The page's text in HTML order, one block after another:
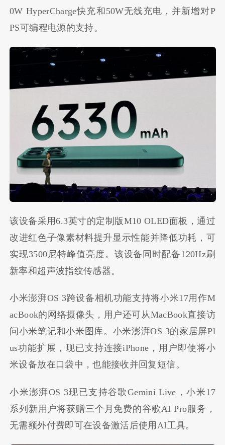
0W HyperCharge快充和50W无线充电，并新增对P
PS可编程电源的支持。
该设备采用6.3英寸的定制版M10 OLED面板，通过
改进红色子像素材料提升显示性能并降低功耗，可
实现3500尼特峰值亮度。该设备同时配备120Hz刷
新率和超声波指纹传感器。
小米澎湃OS 3跨设备相机功能支持将小米17用作M
acBook的网络摄像头，用户还可从MacBook直接访
问小米笔记和小米图库。小米澎湃OS 3的家居屏Pl
us功能扩展，现已支持连接iPhone，用户即使将小
米设备放在口袋中，也能接收并回复短信。
小米澎湃OS 3现已支持谷歌Gemini Live，小米17
系列新用户将获赠三个月免费的谷歌AI Pro服务，
无需额外付费即可在设备激活后使用AI工具。